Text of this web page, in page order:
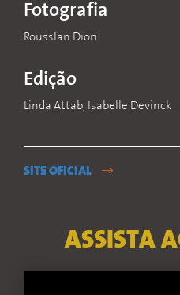
Fotografia
Rousslan Dion
Edição
Linda Attab, Isabelle Devinck
SITE OFICIAL
ASSISTA